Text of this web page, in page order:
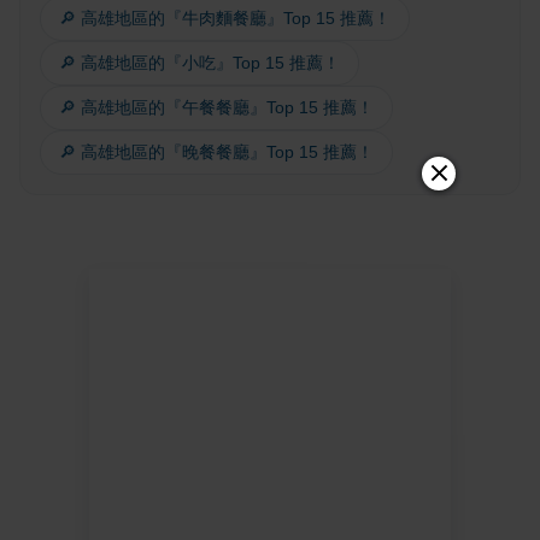
🔎 高雄地區的『牛肉麵餐廳』Top 15 推薦！
🔎 高雄地區的『小吃』Top 15 推薦！
🔎 高雄地區的『午餐餐廳』Top 15 推薦！
🔎 高雄地區的『晚餐餐廳』Top 15 推薦！